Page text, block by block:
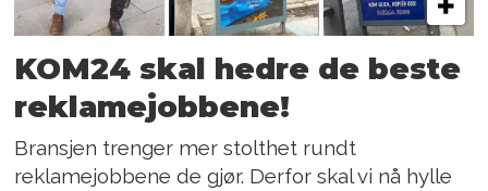
KOM24 skal hedre de beste
reklamejobbene!
Bransjen trenger mer stolthet rundt
reklamejobbene de gjør. Derfor skal vi nå hylle